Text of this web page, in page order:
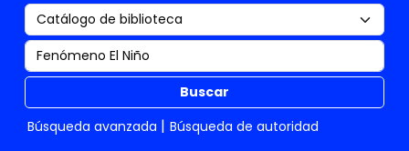
Buscar
Búsqueda avanzada
Búsqueda de autoridad